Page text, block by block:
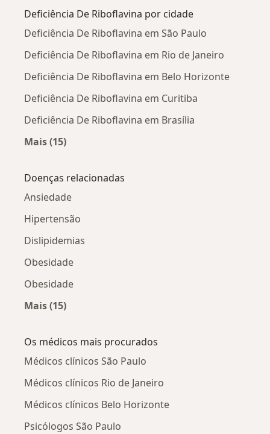
Deficiência De Riboflavina por cidade
Deficiência De Riboflavina em São Paulo
Deficiência De Riboflavina em Rio de Janeiro
Deficiência De Riboflavina em Belo Horizonte
Deficiência De Riboflavina em Curitiba
Deficiência De Riboflavina em Brasília
Mais (15)
Doenças relacionadas
Ansiedade
Hipertensão
Dislipidemias
Obesidade
Obesidade
Mais (15)
Os médicos mais procurados
Médicos clínicos São Paulo
Médicos clínicos Rio de Janeiro
Médicos clínicos Belo Horizonte
Psicólogos São Paulo